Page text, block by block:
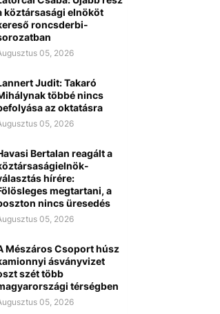
köztársasági elnököt
roncsderbi-
05, 2026
Judit: Takaró
többé nincs
az oktatásra
05, 2026
Bertalan reagált a
hírére:
megtartani, a
nincs üresedés
05, 2026
Mészáros Csoport húsz
ásványvizet
szét több
térségben
05, 2026